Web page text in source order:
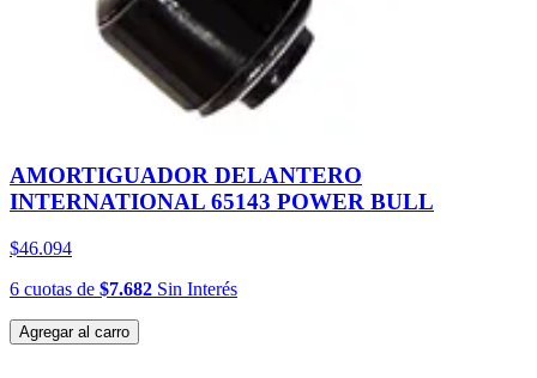
AMORTIGUADOR DELANTERO
INTERNATIONAL 65143 POWER BULL
$46.094
6 cuotas de $7.682 Sin Interés
Agregar al carro